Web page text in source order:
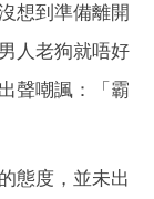
想到準備離開
人老狗就唔好
聲嘲諷：「霸
態度，並未出